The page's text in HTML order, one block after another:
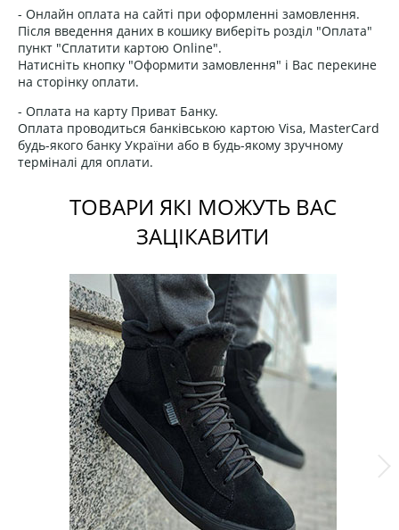
- Онлайн оплата на сайті при оформленні замовлення.
Після введення даних в кошику виберіть розділ "Оплата"
пункт "Сплатити картою Online".
Натисніть кнопку "Оформити замовлення" і Вас перекине
на сторінку оплати.
- Оплата на карту Приват Банку.
Оплата проводиться банківською картою Visa, MasterCard
будь-якого банку України або в будь-якому зручному
терміналі для оплати.
ТОВАРИ ЯКІ МОЖУТЬ ВАС
ЗАЦІКАВИТИ